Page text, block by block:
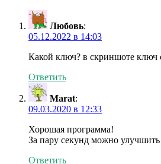
Любовь:
05.12.2022 в 14:03
Какой ключ? в скриншоте ключ
Ответить
Marat:
09.03.2020 в 12:33
Хорошая программа!
За пару секунд можно улучшить
Ответить